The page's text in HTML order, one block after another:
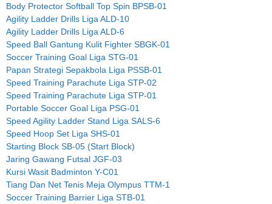
Body Protector Softball Top Spin BPSB-01
Agility Ladder Drills Liga ALD-10
Agility Ladder Drills Liga ALD-6
Speed Ball Gantung Kulit Fighter SBGK-01
Soccer Training Goal Liga STG-01
Papan Strategi Sepakbola Liga PSSB-01
Speed Training Parachute Liga STP-02
Speed Training Parachute Liga STP-01
Portable Soccer Goal Liga PSG-01
Speed Agility Ladder Stand Liga SALS-6
Speed Hoop Set Liga SHS-01
Starting Block SB-05 (Start Block)
Jaring Gawang Futsal JGF-03
Kursi Wasit Badminton Y-C01
Tiang Dan Net Tenis Meja Olympus TTM-1
Soccer Training Barrier Liga STB-01